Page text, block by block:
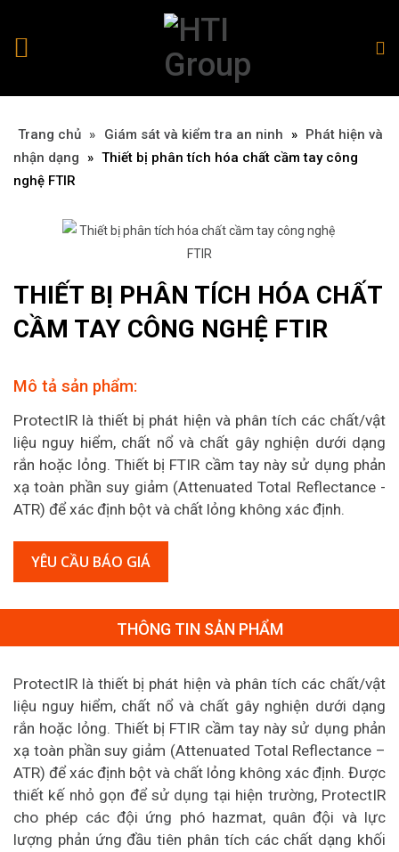
Trang chủ » »Giám sát và kiểm tra an ninh » Phát hiện và
nhận dạng » Thiết bị phân tích hóa chất cầm tay công
nghệ FTIR
THIẾT BỊ PHÂN TÍCH HÓA CHẤT
CẦM TAY CÔNG NGHỆ FTIR
Mô tả sản phẩm:
ProtectIR là thiết bị phát hiện và phân tích các chất/vật
liệu nguy hiểm, chất nổ và chất gây nghiện dưới dạng
rắn hoặc lỏng. Thiết bị FTIR cầm tay này sử dụng phản
xạ toàn phần suy giảm (Attenuated Total Reflectance -
ATR) để xác định bột và chất lỏng không xác định.
YÊU CẦU BÁO GIÁ
THÔNG TIN SẢN PHẨM
ProtectIR là thiết bị phát hiện và phân tích các chất/vật
liệu nguy hiểm, chất nổ và chất gây nghiện dưới dạng
rắn hoặc lỏng. Thiết bị FTIR cầm tay này sử dụng phản
xạ toàn phần suy giảm (Attenuated Total Reflectance –
ATR) để xác định bột và chất lỏng không xác định. Được
thiết kế nhỏ gọn để sử dụng tại hiện trường, ProtectIR
cho phép các đội ứng phó hazmat, quân đội và lực
lượng phản ứng đầu tiên phân tích các chất dạng khối